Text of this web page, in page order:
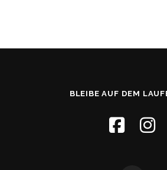
BLEIBE AUF DEM